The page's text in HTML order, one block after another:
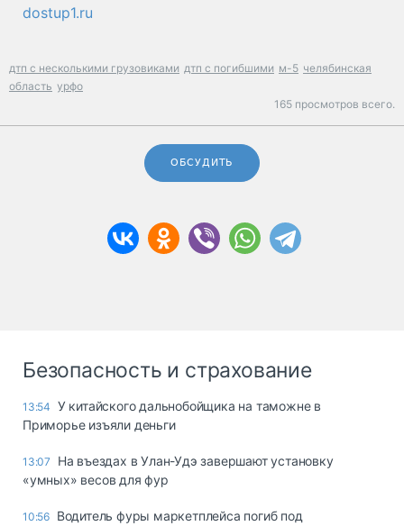
dostup1.ru
дтп с несколькими грузовиками дтп с погибшими м-5 челябинская
область урфо
165 просмотров всего.
ОБСУДИТЬ
Безопасность и страхование
13:54 У китайского дальнобойщика на таможне в
Приморье изъяли деньги
13:07
Ha въeздax в Улaн-Удэ зaвepшaют ycтaнoвкy
«yмныx» вecoв для фyp
10:56 Водитель фуры маркетплейса погиб под